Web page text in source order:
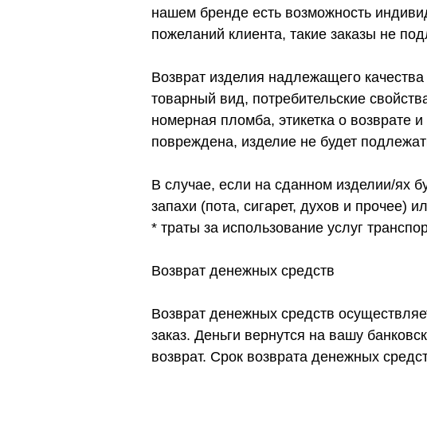
нашем бренде есть возможность
пожеланий клиента, такие заказы не
Возврат изделия надлежащего
товарный вид, потребительские
номерная пломба, этикетка о возврате
повреждена, изделие не будет
В случае, если на сданном изделии/ях
запахи (пота, сигарет, духов и прочее)
* траты за использование услуг
Возврат денежных средств
Возврат денежных средств
заказ. Деньги вернутся на вашу
возврат. Срок возврата денежных